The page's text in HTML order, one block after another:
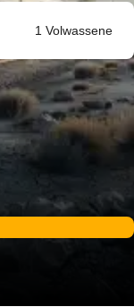
1 Volwassene